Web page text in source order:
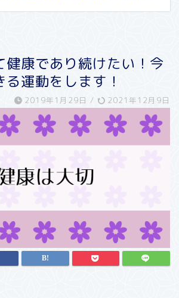
健康であり続けたい！今
運動をします！
2019年1月29日 / 2021年12月9日